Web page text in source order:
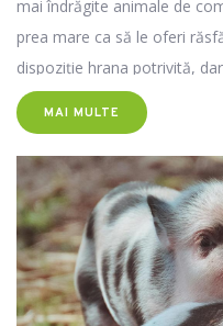
mai îndrăgite animale de
prea mare ca să le oferi
dispoziție hrana potrivită,
evite plictiseala și să își
complex despre îngrijirea
de apartament, dar și
sterilizate. De asemenea,
produse esențiale de la
ofere bună dispoziție pisicii
MAI MULTE